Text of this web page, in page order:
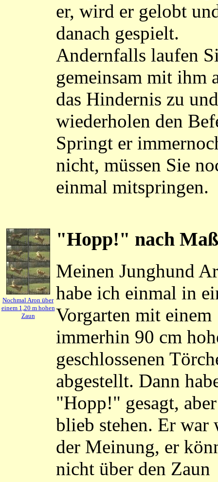
er, wird er gelobt
danach gespielt.
Andernfalls laufen
gemeinsam mit ihm
das Hindernis zu und
wiederholen den
Springt er
nicht, müssen Sie
einmal mitspringen.
Nochmal Aron über
einem 1,20 m hohen
Zaun
"Hopp!" nach Maß
Meinen Junghund
habe ich einmal in
Vorgarten mit einem
immerhin 90 cm
geschlossenen
abgestellt. Dann
"Hopp!" gesagt,
blieb stehen. Er war
der Meinung, er
nicht über den Zaun